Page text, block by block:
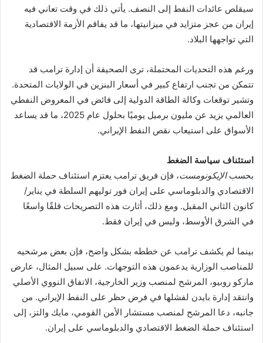
سيقلص عائدات النفط إلى النصف. يأتي ذلك في وقت تعاني فيه
إيران من عجز متزايد في ميزانيتها، ما قد يفاقم الأزمة الاقتصادية
التي تواجهها البلاد.
ورغم هذه التحديات المحتملة، ترى الصحيفة أن إدارة ترامب قد
تتمكن من تجنب ارتفاع كبير في أسعار البنزين في الولايات المتحدة.
وتشير توقعات وكالة الطاقة الدولية إلى فائض في المعروض النفطي
العالمي يزيد عن مليون برميل يوميًا بحلول عام 2025، ما قد يساعد
الأسواق على استيعاب نقص النفط الإيراني.
استئناف سياسة الضغط
بحسبالإيكونومست، فإن فريق ترامب يعتزم استئناف حملة الضغط
الاقتصادي والدبلوماسي على إيران فور توليهم السلطة في يناير/
كانون الثاني المقبل. ومع ذلك، أثارت هذه التصريحات قلقًا واسعًا
في الشرق الأوسط، وليس في إيران فقط.
بينما لم يكشف ترامب عن خططه بشكل واضح، فإن بعض مرشحيه
للمناصب الوزارية يدعمون هذه التوجهات. على سبيل المثال، عارض
ماركو روبيو، المرشح لمنصب وزير الخارجية، الاتفاق النووي الأصلي
وانتقد إدارة بايدن لفشلها في فرض حظر على النفط الإيراني. من
جانبه، دعا المرشح لمنصب مستشار الأمن القومي، مايك والتز، إلى
استئناف حملة الضغط الاقتصادي والدبلوماسي على إيران.